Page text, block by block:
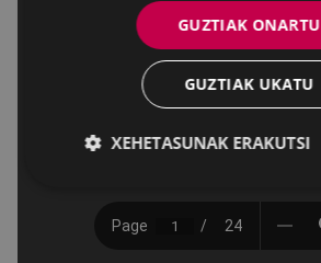
GUZTIAK ONARTU
GUZTIAK UKATU
XEHETASUNAK ERAKUTSI